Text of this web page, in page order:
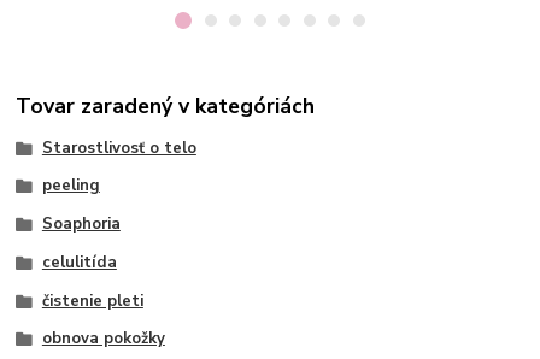
Tovar zaradený v kategóriách
Starostlivosť o telo
peeling
Soaphoria
celulitída
čistenie pleti
obnova pokožky